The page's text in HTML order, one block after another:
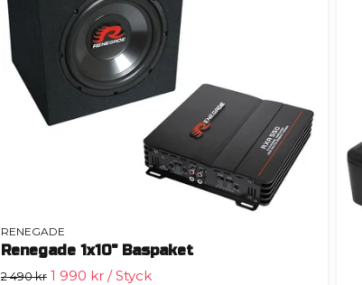
RENEGADE
Renegade 1x10" Baspaket
2 490 kr 1 990 kr / Styck